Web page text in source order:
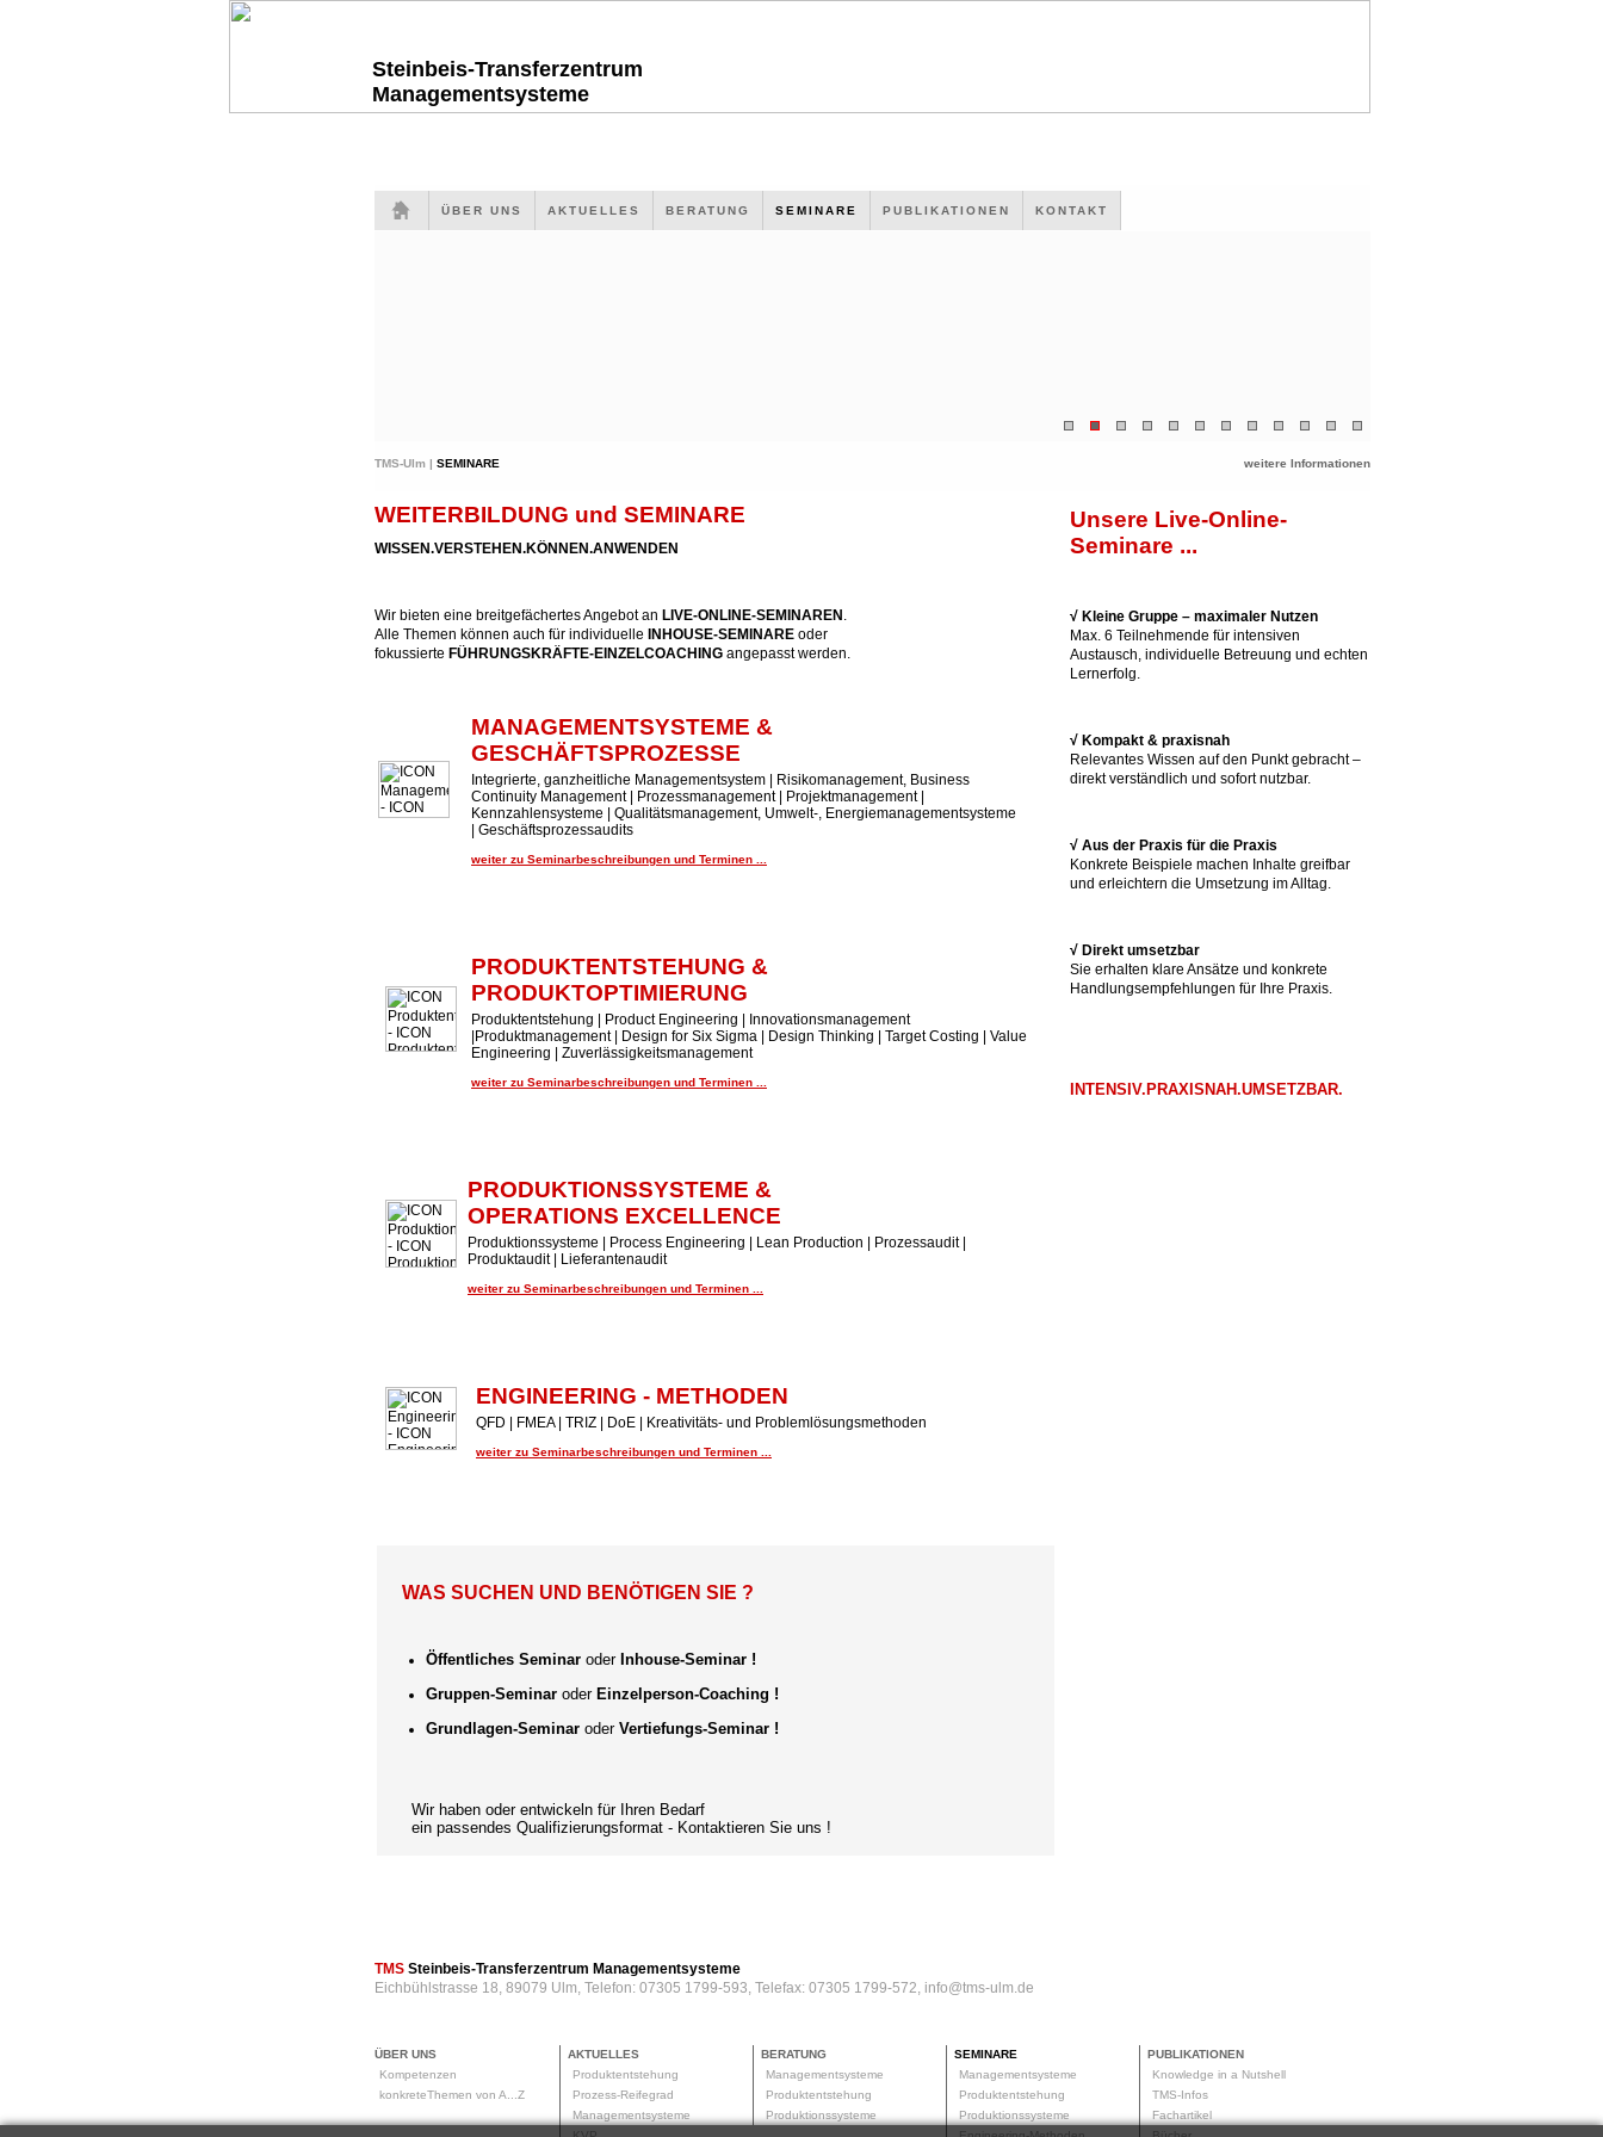
Steinbeis-Transferzentrum
Managementsysteme
ÜBER UNS AKTUELLES BERATUNG SEMINARE PUBLIKATIONEN KONTAKT
TMS-Ulm | SEMINARE weitere Informationen
WEITERBILDUNG und SEMINARE
WISSEN.VERSTEHEN.KÖNNEN.ANWENDEN
Wir bieten eine breitgefächertes Angebot an LIVE-ONLINE-SEMINAREN .
Alle Themen können auch für individuelle
INHOUSE-SEMINARE oder
fokussierte FÜHRUNGSKRÄFTE-EINZELCOACHING angepasst werden.
MANAGEMENTSYSTEME &
GESCHÄFTSPROZESSE
Integrierte, ganzheitliche Managementsystem | Risikomanagement, Business
Continuity Management | Prozessmanagement | Projektmanagement |
Kennzahlensysteme | Qualitätsmanagement, Umwelt-, Energiemanagementsysteme
| Geschäftsprozessaudits
weiter zu Seminarbeschreibungen und Terminen ...
PRODUKTENTSTEHUNG &
PRODUKTOPTIMIERUNG
Produktentstehung | Product Engineering | Innovationsmanagement
|Produktmanagement | Design for Six Sigma | Design Thinking | Target Costing | Value
Engineering | Zuverlässigkeitsmanagement
weiter zu Seminarbeschreibungen und Terminen ...
PRODUKTIONSSYSTEME &
OPERATIONS EXCELLENCE
Produktionssysteme | Process Engineering | Lean Production | Prozessaudit |
Produktaudit | Lieferantenaudit
weiter zu Seminarbeschreibungen und Terminen ...
ENGINEERING - METHODEN
QFD | FMEA | TRIZ | DoE | Kreativitäts- und Problemlösungsmethoden
weiter zu Seminarbeschreibungen und Terminen ...
WAS SUCHEN UND BENÖTIGEN SIE ?
Öffentliches Seminar oderInhouse-Seminar !
Gruppen-Seminar oder Einzelperson-Coaching !
Grundlagen-Seminar oder Vertiefungs-Seminar !
Wir haben oder entwickeln für Ihren Bedarf
ein passendes Qualifizierungsformat - Kontaktieren Sie uns !
Unsere Live-Online-
Seminare ...
√ Kleine Gruppe – maximaler Nutzen
Max. 6 Teilnehmende für intensiven
Austausch, individuelle Betreuung und echten
Lernerfolg.
√ Kompakt & praxisnah
Relevantes Wissen auf den Punkt gebracht –
direkt verständlich und sofort nutzbar.
√ Aus der Praxis für die Praxis
Konkrete Beispiele machen Inhalte greifbar
und erleichtern die Umsetzung im Alltag.
√ Direkt umsetzbar
Sie erhalten klare Ansätze und konkrete
Handlungsempfehlungen für Ihre Praxis.
INTENSIV.PRAXISNAH.UMSETZBAR.
TMS Steinbeis-Transferzentrum Managementsysteme
Eichbühlstrasse 18, 89079 Ulm, Telefon: 07305 1799-593, Telefax: 07305 1799-572, info@tms-ulm.de
ÜBER UNS
Kompetenzen
konkreteThemen von A...Z
AKTUELLES
Produktentstehung
Prozess-Reifegrad
Managementsysteme
BERATUNG
Managementsysteme
Produktentstehung
Produktionssysteme
SEMINARE
Managementsysteme
Produktentstehung
Produktionssysteme
PUBLIKATIONEN
Knowledge in a Nutshell
TMS-Infos
Fachartikel